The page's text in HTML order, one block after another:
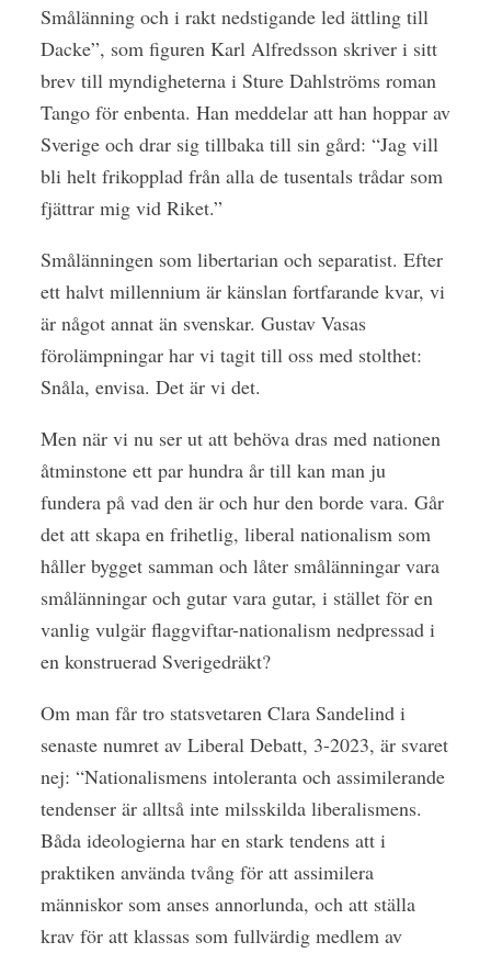
Smålänning och i rakt nedstigande led ättling till
Dacke”, som figuren Karl Alfredsson skriver i sitt
brev till myndigheterna i Sture Dahlströms roman
Tango för enbenta. Han meddelar att han hoppar av
Sverige och drar sig tillbaka till sin gård: “Jag vill
bli helt frikopplad från alla de tusentals trådar som
fjättrar mig vid Riket.”
Smålänningen som libertarian och separatist. Efter
ett halvt millennium är känslan fortfarande kvar, vi
är något annat än svenskar. Gustav Vasas
förolämpningar har vi tagit till oss med stolthet:
Snåla, envisa. Det är vi det.
Men när vi nu ser ut att behöva dras med nationen
åtminstone ett par hundra år till kan man ju
fundera på vad den är och hur den borde vara. Går
det att skapa en frihetlig, liberal nationalism som
håller bygget samman och låter smålänningar vara
smålänningar och gutar vara gutar, i stället för en
vanlig vulgär flaggviftar-nationalism nedpressad i
en konstruerad Sverigedräkt?
Om man får tro statsvetaren Clara Sandelind i
senaste numret av Liberal Debatt, 3-2023, är svaret
nej: “Nationalismens intoleranta och assimilerande
tendenser är alltså inte milsskilda liberalismens.
Båda ideologierna har en stark tendens att i
praktiken använda tvång för att assimilera
människor som anses annorlunda, och att ställa
krav för att klassas som fullvärdig medlem av